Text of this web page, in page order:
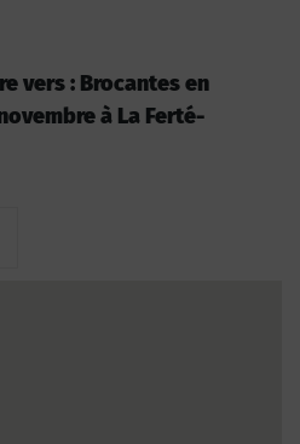
vers : Brocantes en
à La Ferté-